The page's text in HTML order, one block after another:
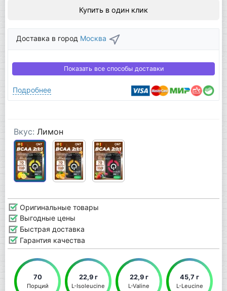
Купить в один клик
Доставка в город Москва
Показать все способы доставки
Подробнее
Вкус: Лимон
Оригинальные товары
Выгодные цены
Быстрая доставка
Гарантия качества
70
Порций
22,9 г
L-Isoleucine
22,9 г
L-Valine
45,7 г
L-Leucine